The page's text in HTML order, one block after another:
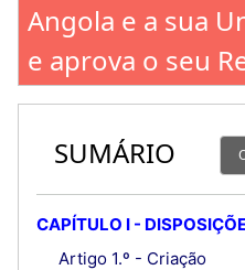
Angola e a sua
e aprova o seu
SUMÁRIO
CAPÍTULO I -
Artigo 1.º - Criação